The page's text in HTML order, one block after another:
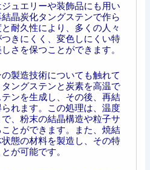
ュエリーや装飾品にも用い
晶炭化タングステンで作ら
耐久性により、多くの人々
きにくく、変色しにくい特
さを保つことができます。
製造技術についても触れて
ングステンと炭素を高温で
ンを生成し、その後、再結
れます。この処理は、温度
、粉末の結晶構造や粒子サ
とができます。また、焼結
態の材料を製造し、その特
が可能です。